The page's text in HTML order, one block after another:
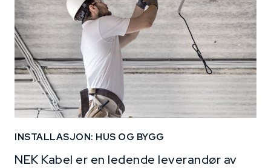
INSTALLASJON: HUS OG BYGG
NEK Kabel er en ledende leverandør av